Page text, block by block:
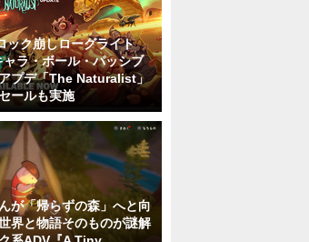
ック崩しローグライト
ラ・ボール・パッシブ
プデ「The Naturalist」
ールも実施
が「帰らずの森」へと向
界と物語そのものが謎解